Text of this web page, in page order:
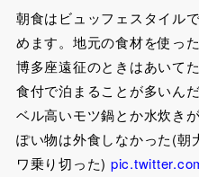
朝食はビュッフェスタイル
めます。地元の食材を使っ
博多座遠征のときはあいて
食付で泊まることが多いん
ベル高いモツ鍋とか水炊き
ぽい物は外食しなかった(朝
ワ乗り切った)